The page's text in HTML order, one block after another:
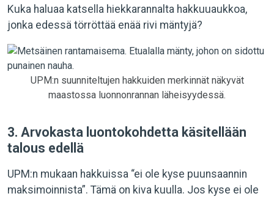
Kuka haluaa katsella hiekkarannalta hakkuuaukkoa,
jonka edessä törröttää enää rivi mäntyjä?
UPM:n suunniteltujen hakkuiden merkinnät näkyvät
maastossa luonnonrannan läheisyydessä.
3. Arvokasta luontokohdetta käsitellään
talous edellä
UPM:n mukaan hakkuissa “ei ole kyse puunsaannin
maksimoinnista”. Tämä on kiva kuulla. Jos kyse ei ole